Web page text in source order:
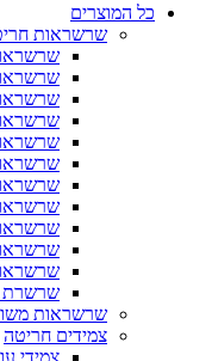
כל המוצרים
שרשראות
שרשרת
שרשראות
צמידים חריטה
צמידי